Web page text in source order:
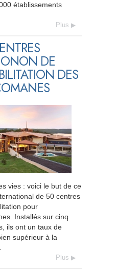
établissements
Plus
DE
DES
vies : voici le but de ce
de 50 centres
pour
Installés sur cinq
ils ont un taux de
supérieur à la
Plus